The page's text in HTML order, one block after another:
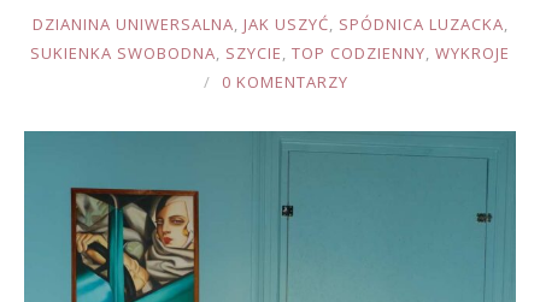
JOULE
DZIANINA UNIWERSALNA, JAK USZYĆ, SPÓDNICA LUZACKA,
SUKIENKA SWOBODNA, SZYCIE, TOP CODZIENNY, WYKROJE
0 KOMENTARZY